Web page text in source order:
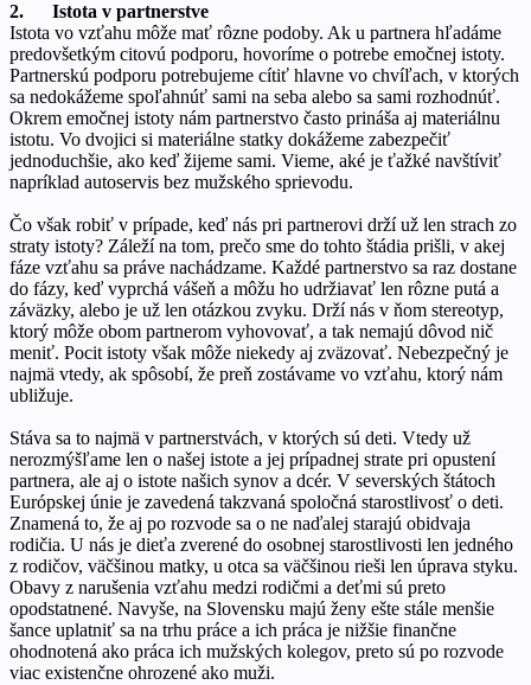
2. Istota v partnerstve
Istota vo vzťahu môže mať rôzne podoby. Ak u partnera hľadáme
predovšetkým citovú podporu, hovoríme o potrebe emočnej istoty.
Partnerskú podporu potrebujeme cítiť hlavne vo chvíľach, v ktorých
sa nedokážeme spoľahnúť sami na seba alebo sa sami rozhodnúť.
Okrem emočnej istoty nám partnerstvo často prináša aj materiálnu
istotu. Vo dvojici si materiálne statky dokážeme zabezpečiť
jednoduchšie, ako keď žijeme sami. Vieme, aké je ťažké navštíviť
napríklad autoservis bez mužského sprievodu.
Čo však robiť v prípade, keď nás pri partnerovi drží už len strach zo
straty istoty? Záleží na tom, prečo sme do tohto štádia prišli, v akej
fáze vzťahu sa práve nachádzame. Každé partnerstvo sa raz dostane
do fázy, keď vyprchá vášeň a môžu ho udržiavať len rôzne putá a
záväzky, alebo je už len otázkou zvyku. Drží nás v ňom stereotyp,
ktorý môže obom partnerom vyhovovať, a tak nemajú dôvod nič
meniť. Pocit istoty však môže niekedy aj zväzovať. Nebezpečný je
najmä vtedy, ak spôsobí, že preň zostávame vo vzťahu, ktorý nám
ubližuje.
Stáva sa to najmä v partnerstvách, v ktorých sú deti. Vtedy už
nerozmýšľame len o našej istote a jej prípadnej strate pri opustení
partnera, ale aj o istote našich synov a dcér. V severských štátoch
Európskej únie je zavedená takzvaná spoločná starostlivosť o deti.
Znamená to, že aj po rozvode sa o ne naďalej starajú obidvaja
rodičia. U nás je dieťa zverené do osobnej starostlivosti len jedného
z rodičov, väčšinou matky, u otca sa väčšinou rieši len úprava styku.
Obavy z narušenia vzťahu medzi rodičmi a deťmi sú preto
opodstatnené. Navyše, na Slovensku majú ženy ešte stále menšie
šance uplatniť sa na trhu práce a ich práca je nižšie finančne
ohodnotená ako práca ich mužských kolegov, preto sú po rozvode
viac existenčne ohrozené ako muži.